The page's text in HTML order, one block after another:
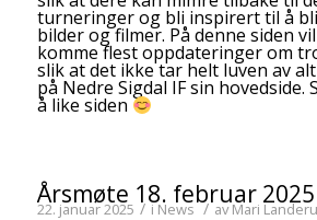
turneringer og bli inspirert til å bli
bilder og filmer. På denne siden
komme flest oppdateringer om
slik at det ikke tar helt luven av
på Nedre Sigdal IF sin hovedside.
å like siden
Årsmøte 18. februar 2025
22. januar 2025 / iNews / avMari